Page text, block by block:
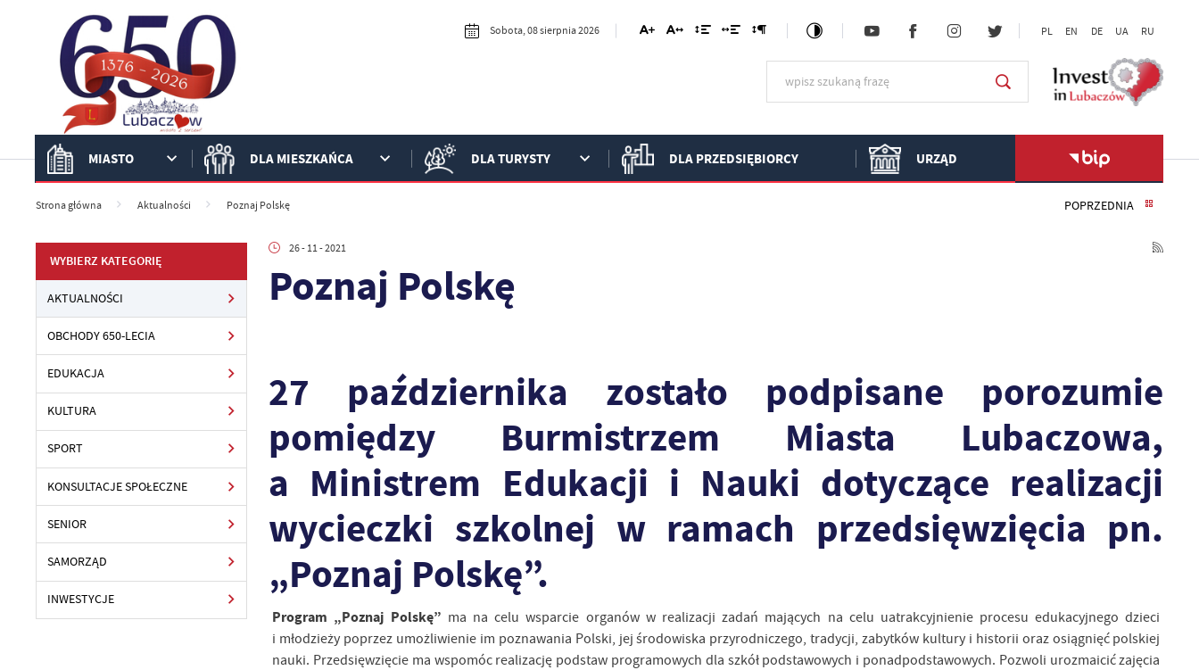
Sobota, 08 sierpnia 2026 PL EN DE UA RU
MIASTO DLA MIESZKAŃCA DLA TURYSTY DLA PRZEDSIĘBIORCY URZĄD
Strona główna Aktualności Poznaj Polskę POPRZEDNIA
WYBIERZ KATEGORIĘ
AKTUALNOŚCI
OBCHODY 650-LECIA
EDUKACJA
KULTURA
SPORT
KONSULTACJE SPOŁECZNE
SENIOR
SAMORZĄD
INWESTYCJE
26 - 11 - 2021
Poznaj Polskę
27 października zostało podpisane porozumie
pomiędzy Burmistrzem Miasta Lubaczowa,
a Ministrem Edukacji i Nauki dotyczące realizacji
wycieczki szkolnej w ramach przedsięwzięcia pn.
„Poznaj Polskę”.
Program „Poznaj Polskę” ma na celu wsparcie organów w realizacji zadań mających na celu uatrakcyjnienie procesu edukacyjnego dzieci
i młodzieży poprzez umożliwienie im poznawania Polski, jej środowiska przyrodniczego, tradycji, zabytków kultury i historii oraz osiągnięć polskiej
nauki. Przedsięwzięcie ma wspomóc realizację podstaw programowych dla szkół podstawowych i ponadpodstawowych. Pozwoli urozmaicić zajęcia